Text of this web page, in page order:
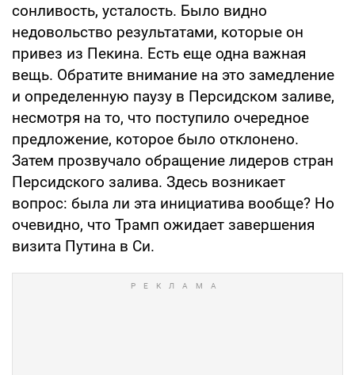
сонливость, усталость. Было видно
недовольство результатами, которые он
привез из Пекина. Есть еще одна важная
вещь. Обратите внимание на это замедление
и определенную паузу в Персидском заливе,
несмотря на то, что поступило очередное
предложение, которое было отклонено.
Затем прозвучало обращение лидеров стран
Персидского залива. Здесь возникает
вопрос: была ли эта инициатива вообще? Но
очевидно, что Трамп ожидает завершения
визита Путина в Си.